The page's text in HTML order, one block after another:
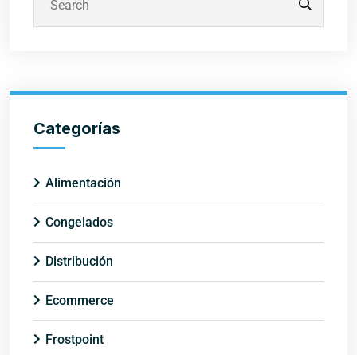
Categorías
Alimentación
Congelados
Distribución
Ecommerce
Frostpoint